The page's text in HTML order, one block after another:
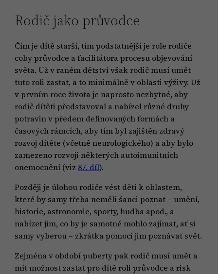
Rodič jako průvodce
Čím je dítě starší, tím podstatnější je role rodiče
coby průvodce a facilitátora procesu objevování
světa. Už v raném dětství však rodič musí umět
tuto roli zastat, a to minimálně v oblasti výživy. Už
v prvním roce života je naprosto nezbytné, aby
rodič dítěti představoval a nabízel různé druhy
potravin v předem definovaných formách a
časových rámcích, aby tím byl zajištěn zdravý
rozvoj dítěte (včetně neurologického) a aby bylo
zamezeno rozvoji některých autoimunitních
onemocnění (viz 87. díl).
Později je úlohou rodiče vést děti k oblastem,
které by samy třeba neměli šanci poznat – umění,
historie, astronomie, sporty, hudba apod., a
nabízet jim, co by je samotné mohlo zajímat, ať si
samy vyberou – zkrátka pomoci jim poznávat svět.
Zejména v období puberty pak rodič musí umět a
mít možnost zastat pro dítě roli průvodce a risk